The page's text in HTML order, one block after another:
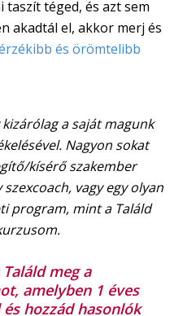
taszít téged, és azt sem
akadtál el, akkor merj és
és örömtelibb
a saját magunk
Nagyon sokat
kísérő szakember
vagy egy olyan
program, mint a Találd
meg a
amelyben 1 éves
hozzád hasonlók